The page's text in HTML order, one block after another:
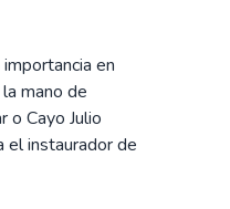
en
mano de
o Cayo Julio
el instaurador de